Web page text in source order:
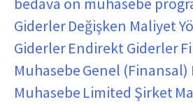
GiderlerDeğişken Maliyet
GiderlerEndirekt Giderler
MuhasebeGenel (Finansal)
Muhasebe Limited Şirket